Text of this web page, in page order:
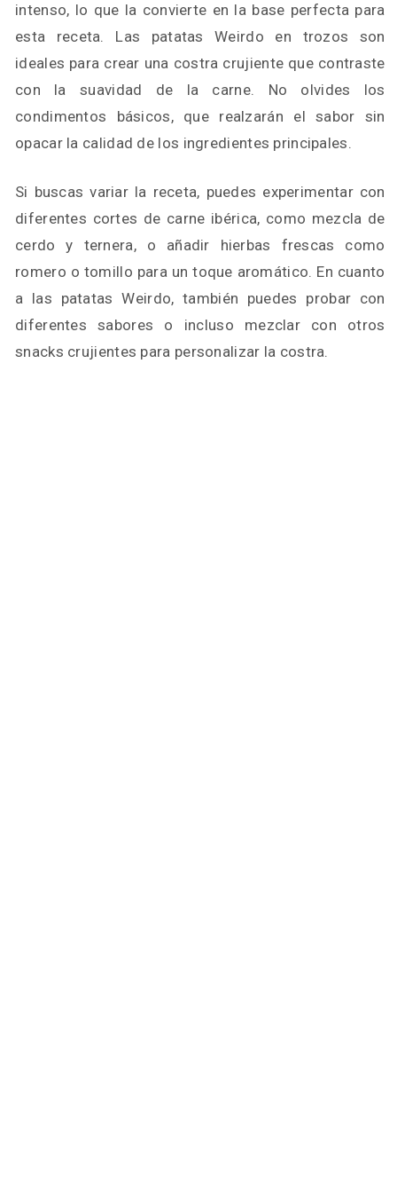
intenso, lo que la convierte en la base perfecta para
esta receta. Las patatas Weirdo en trozos son
ideales para crear una costra crujiente que contraste
con la suavidad de la carne. No olvides los
condimentos básicos, que realzarán el sabor sin
opacar la calidad de los ingredientes principales.
Si buscas variar la receta, puedes experimentar con
diferentes cortes de carne ibérica, como mezcla de
cerdo y ternera, o añadir hierbas frescas como
romero o tomillo para un toque aromático. En cuanto
a las patatas Weirdo, también puedes probar con
diferentes sabores o incluso mezclar con otros
snacks crujientes para personalizar la costra.